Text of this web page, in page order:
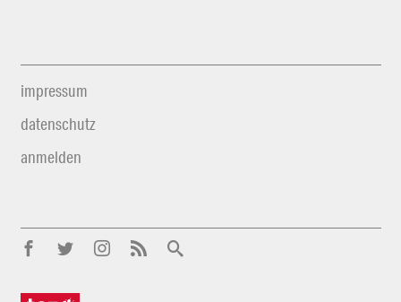
impressum
datenschutz
anmelden